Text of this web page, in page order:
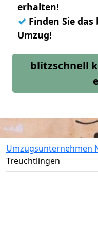
erhalten!
✓ Finden Sie
Umzug!
blitzschnell
Umzugsunternehmen
Treuchtlingen